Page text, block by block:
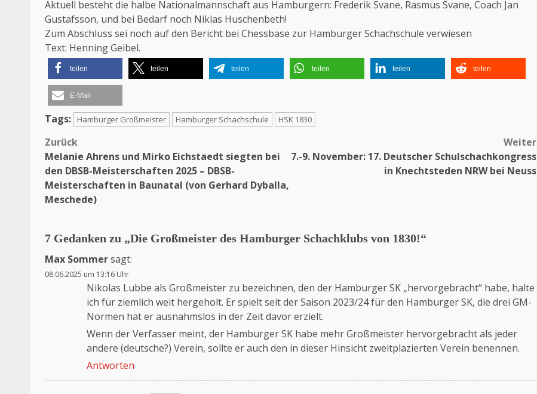
Aktuell besteht die halbe Nationalmannschaft aus Hamburgern: Frederik Svane, Rasmus Svane, Coach Jan
Gustafsson, und bei Bedarf noch Niklas Huschenbeth!
Zum Abschluss sei noch auf den Bericht bei Chessbase zur Hamburger Schachschule verwiesen
Text: Henning Geibel.
teilen teilen teilen teilen teilen teilen
E-Mail
Tags: Hamburger Großmeister Hamburger Schachschule HSK 1830
Beitragsnavigation
Zurück
Melanie Ahrens und Mirko Eichstaedt siegten bei
den DBSB-Meisterschaften 2025 – DBSB-
Meisterschaften in Baunatal (von Gerhard Dyballa,
Meschede)
Weiter
7.-9. November: 17. Deutscher Schulschachkongress
in Knechtsteden NRW bei Neuss
7 Gedanken zu „Die Großmeister des Hamburger Schachklubs von 1830!“
Max Sommersagt:
08.06.2025 um 13:16 Uhr
Nikolas Lubbe als Großmeister zu bezeichnen, den der Hamburger SK „hervorgebracht“ habe, halte
ich für ziemlich weit hergeholt. Er spielt seit der Saison 2023/24 für den Hamburger SK, die drei GM-
Normen hat er ausnahmslos in der Zeit davor erzielt.
Wenn der Verfasser meint, der Hamburger SK habe mehr Großmeister hervorgebracht als jeder
andere (deutsche?) Verein, sollte er auch den in dieser Hinsicht zweitplazierten Verein benennen.
Antworten